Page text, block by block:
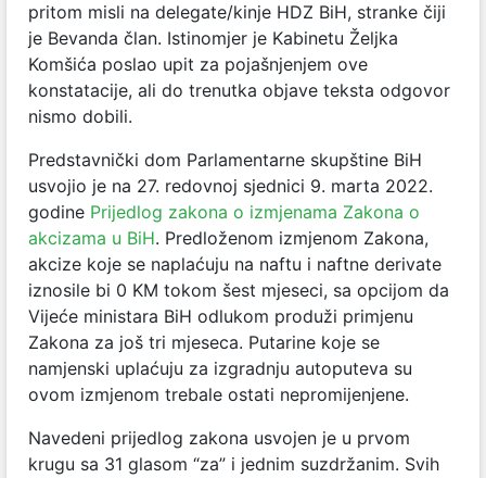
pritom misli na delegate/kinje HDZ BiH, stranke čiji
je Bevanda član. Istinomjer je Kabinetu Željka
Komšića poslao upit za pojašnjenjem ove
konstatacije, ali do trenutka objave teksta odgovor
nismo dobili.
Predstavnički dom Parlamentarne skupštine BiH
usvojio je na 27. redovnoj sjednici 9. marta 2022.
godine Prijedlog zakona o izmjenama Zakona o
akcizama u BiH. Predloženom izmjenom Zakona,
akcize koje se naplaćuju na naftu i naftne derivate
iznosile bi 0 KM tokom šest mjeseci, sa opcijom da
Vijeće ministara BiH odlukom produži primjenu
Zakona za još tri mjeseca. Putarine koje se
namjenski uplaćuju za izgradnju autoputeva su
ovom izmjenom trebale ostati nepromijenjene.
Navedeni prijedlog zakona usvojen je u prvom
krugu sa 31 glasom “za” i jednim suzdržanim. Svih